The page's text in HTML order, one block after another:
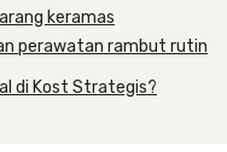
keramas
perawatan rambut rutin
di Kost Strategis?